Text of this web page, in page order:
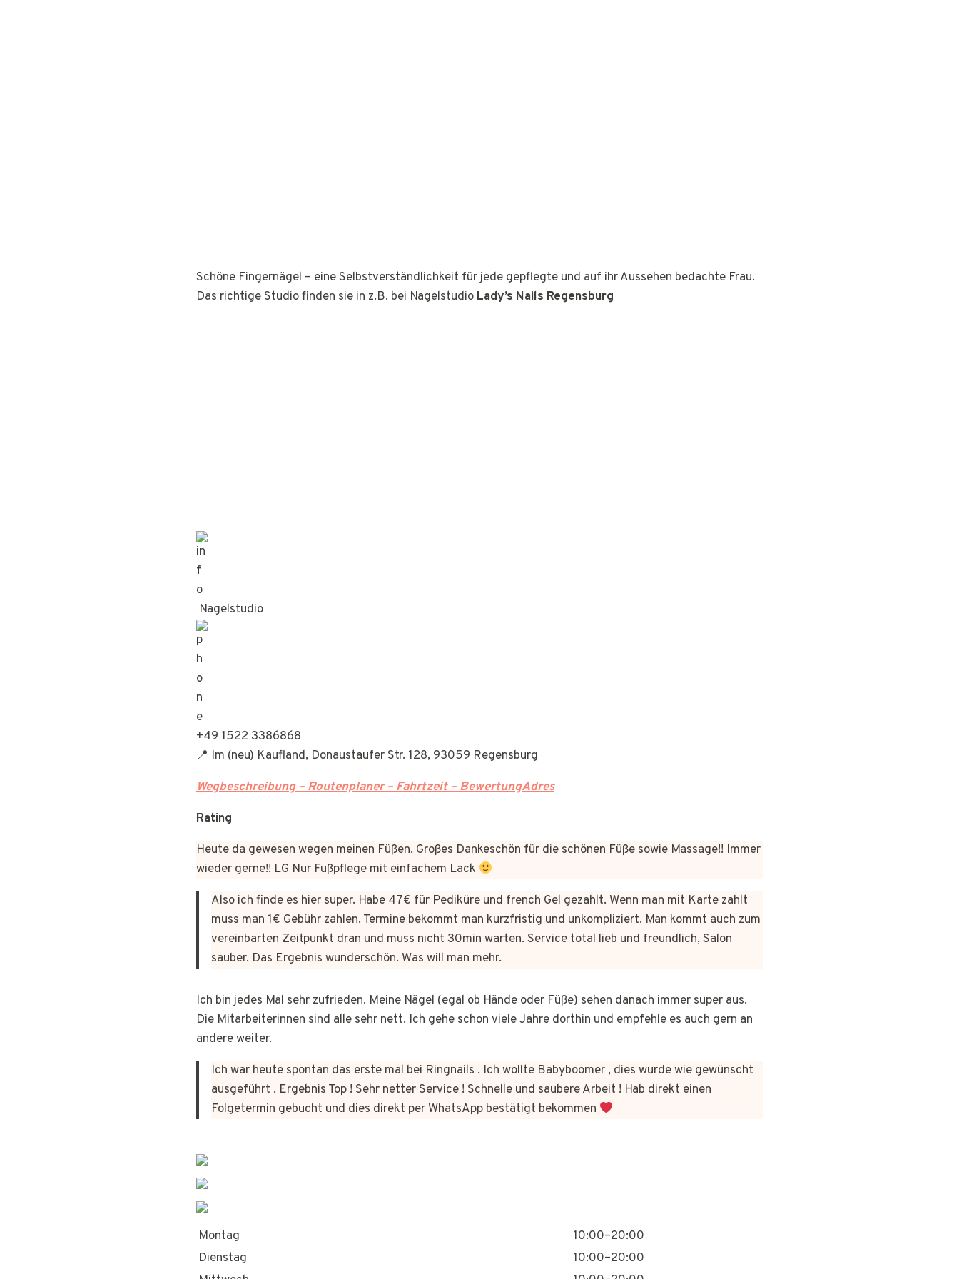
Schöne Fingernägel – eine Selbstverständlichkeit für jede gepflegte und auf ihr Aussehen bedachte Frau.
Das richtige Studio finden sie in z.B. bei Nagelstudio Lady’s Nails Regensburg
Nagelstudio
+49 1522 3386868
📍 Im (neu) Kaufland, Donaustaufer Str. 128, 93059 Regensburg
Wegbeschreibung – Routenplaner – Fahrtzeit – BewertungAdres
Rating
Heute da gewesen wegen meinen Füßen. Großes Dankeschön für die schönen Füße sowie Massage!! Immer
wieder gerne!! LG Nur Fußpflege mit einfachem Lack
Also ich finde es hier super. Habe 47€ für Pediküre und french Gel gezahlt. Wenn man mit Karte zahlt
muss man 1€ Gebühr zahlen. Termine bekommt man kurzfristig und unkompliziert. Man kommt auch zum
vereinbarten Zeitpunkt dran und muss nicht 30min warten. Service total lieb und freundlich, Salon
sauber. Das Ergebnis wunderschön. Was will man mehr.
Ich bin jedes Mal sehr zufrieden. Meine Nägel (egal ob Hände oder Füße) sehen danach immer super aus.
Die Mitarbeiterinnen sind alle sehr nett. Ich gehe schon viele Jahre dorthin und empfehle es auch gern an
andere weiter.
Ich war heute spontan das erste mal bei Ringnails . Ich wollte Babyboomer , dies wurde wie gewünscht
ausgeführt . Ergebnis Top ! Sehr netter Service ! Schnelle und saubere Arbeit ! Hab direkt einen
Folgetermin gebucht und dies direkt per WhatsApp bestätigt bekommen
Montag
10:00–20:00
Dienstag
10:00–20:00